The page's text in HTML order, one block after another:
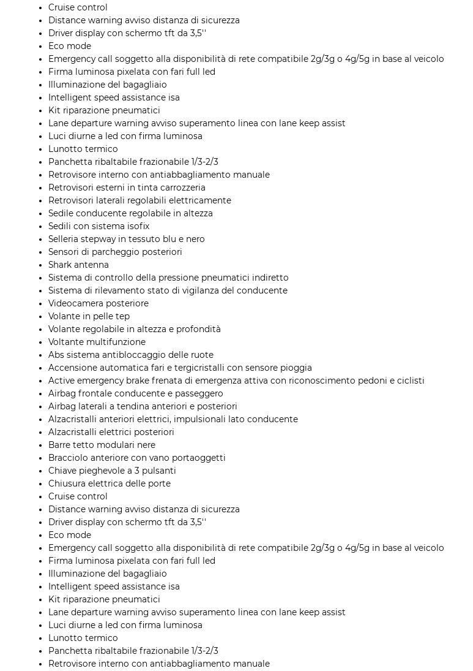
Cruise control
Distance warning avviso distanza di sicurezza
Driver display con schermo tft da 3,5''
Eco mode
Emergency call soggetto alla disponibilità di rete compatibile 2g/3g o 4g/5g in base al veicolo
Firma luminosa pixelata con fari full led
Illuminazione del bagagliaio
Intelligent speed assistance isa
Kit riparazione pneumatici
Lane departure warning avviso superamento linea con lane keep assist
Luci diurne a led con firma luminosa
Lunotto termico
Panchetta ribaltabile frazionabile 1/3-2/3
Retrovisore interno con antiabbagliamento manuale
Retrovisori esterni in tinta carrozzeria
Retrovisori laterali regolabili elettricamente
Sedile conducente regolabile in altezza
Sedili con sistema isofix
Selleria stepway in tessuto blu e nero
Sensori di parcheggio posteriori
Shark antenna
Sistema di controllo della pressione pneumatici indiretto
Sistema di rilevamento stato di vigilanza del conducente
Videocamera posteriore
Volante in pelle tep
Volante regolabile in altezza e profondità
Voltante multifunzione
Abs sistema antibloccaggio delle ruote
Accensione automatica fari e tergicristalli con sensore pioggia
Active emergency brake frenata di emergenza attiva con riconoscimento pedoni e ciclisti
Airbag frontale conducente e passeggero
Airbag laterali a tendina anteriori e posteriori
Alzacristalli anteriori elettrici, impulsionali lato conducente
Alzacristalli elettrici posteriori
Barre tetto modulari nere
Bracciolo anteriore con vano portaoggetti
Chiave pieghevole a 3 pulsanti
Chiusura elettrica delle porte
Cruise control
Distance warning avviso distanza di sicurezza
Driver display con schermo tft da 3,5''
Eco mode
Emergency call soggetto alla disponibilità di rete compatibile 2g/3g o 4g/5g in base al veicolo
Firma luminosa pixelata con fari full led
Illuminazione del bagagliaio
Intelligent speed assistance isa
Kit riparazione pneumatici
Lane departure warning avviso superamento linea con lane keep assist
Luci diurne a led con firma luminosa
Lunotto termico
Panchetta ribaltabile frazionabile 1/3-2/3
Retrovisore interno con antiabbagliamento manuale